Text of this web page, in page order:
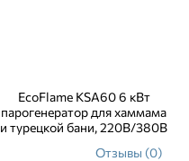
EcoFlame KSA60 6 кВт
парогенератор для хаммама
и турецкой бани, 220В/380В
Отзывы (0)